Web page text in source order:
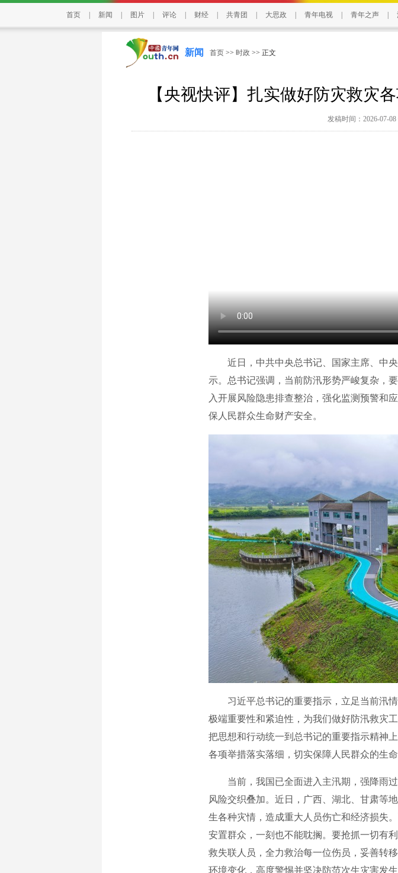
首页 新闻 图片 评论 财经 共青团 大思政 青年电视 青年之声
新闻 首页 >> 时政 >> 正文
【央视快评】扎实做好防灾救灾
发稿时间：2026-07-08
近日，中共中央总书记、国家主席、中央
示。总书记强调，当前防汛形势严峻复杂，
入开展风险隐患排查整治，强化监测预警和
保人民群众生命财产安全。
习近平总书记的重要指示，立足当前汛情
极端重要性和紧迫性，为我们做好防汛救灾
把思想和行动统一到总书记的重要指示精神
各项举措落实落细，切实保障人民群众的生命
当前，我国已全面进入主汛期，强降雨过
风险交织叠加。近日，广西、湖北、甘肃等
生各种灾情，造成重大人员伤亡和经济损失
安置群众，一刻也不能耽搁。要抢抓一切有
救失联人员，全力救治每一位伤员，妥善转
环境变化，高度警惕并坚决防范次生灾害发